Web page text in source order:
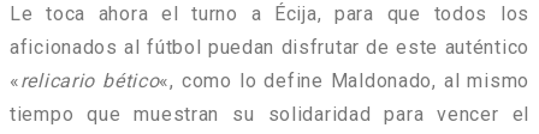
Le toca ahora el turno a Écija, para que todos los
aficionados al fútbol puedan disfrutar de este auténtico
«relicario bético«, como lo define Maldonado, al mismo
tiempo que muestran su solidaridad para vencer el